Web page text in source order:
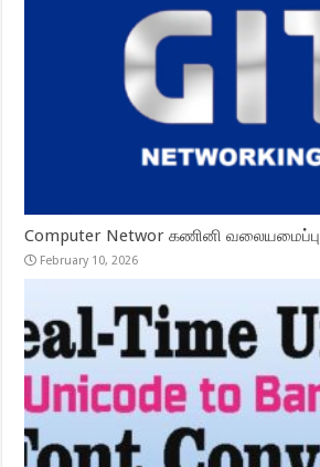
Computer Networ கணினி வலையமைப்பு
February 10, 2026